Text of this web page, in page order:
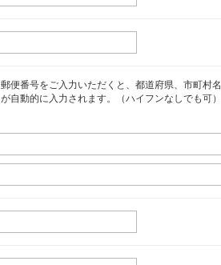
郵便番号をご入力いただくと、都道府県、市町村名
が自動的に入力されます。（ハイフンなしでも可）